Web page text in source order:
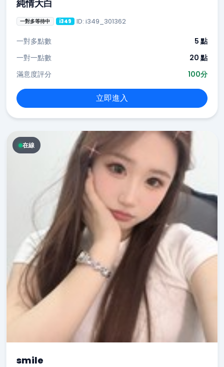
純情大白
一對多等待中 i349 ID: i349_301362
一對多點數
5 點
一對一點數
20 點
滿意度評分
100分
立即進入
在線
smile